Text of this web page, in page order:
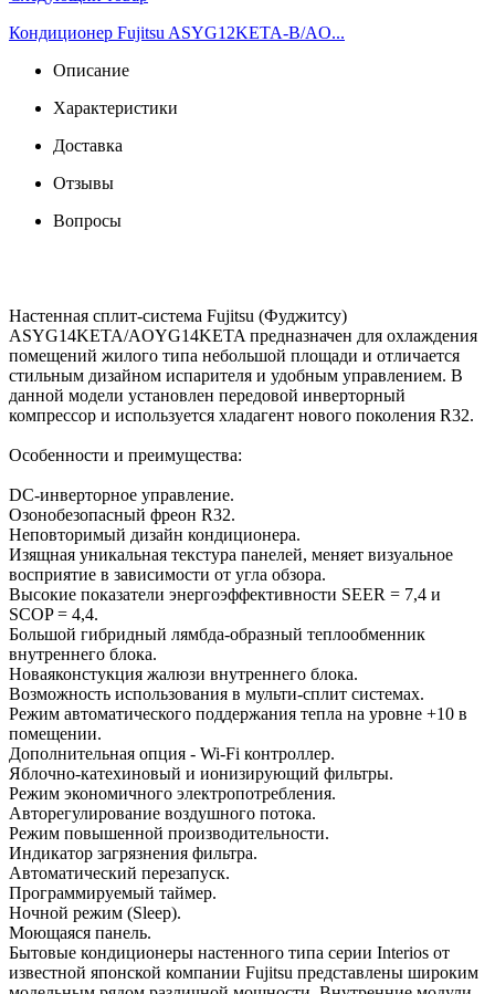
Кондиционер Fujitsu ASYG12KETA-B/AO...
Описание
Характеристики
Доставка
Отзывы
Вопросы
Настенная сплит-система Fujitsu (Фуджитсу)
ASYG14KETA/AOYG14KETA предназначен для охлаждения
помещений жилого типа небольшой площади и отличается
стильным дизайном испарителя и удобным управлением. В
данной модели установлен передовой инверторный
компрессор и используется хладагент нового поколения R32.
Особенности и преимущества:
DC-инверторное управление.
Озонобезопасный фреон R32.
Неповторимый дизайн кондиционера.
Изящная уникальная текстура панелей, меняет визуальное
восприятие в зависимости от угла обзора.
Высокие показатели энергоэффективности SEER = 7,4 и
SCOP = 4,4.
Большой гибридный лямбда-образный теплообменник
внутреннего блока.
Новаяконстукция жалюзи внутреннего блока.
Возможность использования в мульти-сплит системах.
Режим автоматического поддержания тепла на уровне +10 в
помещении.
Дополнительная опция - Wi-Fi контроллер.
Яблочно-катехиновый и ионизирующий фильтры.
Режим экономичного электропотребления.
Авторегулирование воздушного потока.
Режим повышенной производительности.
Индикатор загрязнения фильтра.
Автоматический перезапуск.
Программируемый таймер.
Ночной режим (Sleep).
Моющаяся панель.
Бытовые кондиционеры настенного типа серии Interios от
известной японской компании Fujitsu представлены широким